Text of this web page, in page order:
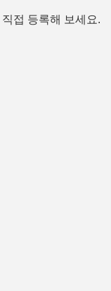
접 등록해 보세요.